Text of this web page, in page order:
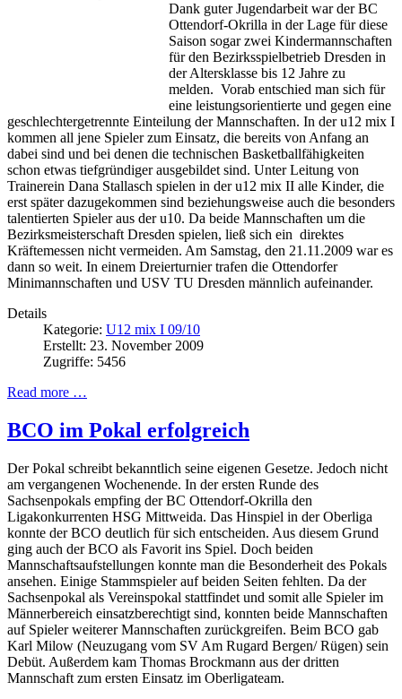
Dank guter Jugendarbeit war der BC
Ottendorf-Okrilla in der Lage für diese
Saison sogar zwei Kindermannschaften
für den Bezirksspielbetrieb Dresden in
der Altersklasse bis 12 Jahre zu
melden. Vorab entschied man sich für
eine leistungsorientierte und gegen eine
geschlechtergetrennte Einteilung der Mannschaften. In der u12 mix I
kommen all jene Spieler zum Einsatz, die bereits von Anfang an
dabei sind und bei denen die technischen Basketballfähigkeiten
schon etwas tiefgründiger ausgebildet sind. Unter Leitung von
Trainerein Dana Stallasch spielen in der u12 mix II alle Kinder, die
erst später dazugekommen sind beziehungsweise auch die besonders
talentierten Spieler aus der u10. Da beide Mannschaften um die
Bezirksmeisterschaft Dresden spielen, ließ sich ein direktes
Kräftemessen nicht vermeiden. Am Samstag, den 21.11.2009 war es
dann so weit. In einem Dreierturnier trafen die Ottendorfer
Minimannschaften und USV TU Dresden männlich aufeinander.
Details
Kategorie: U12 mix I 09/10
Erstellt: 23. November 2009
Zugriffe: 5456
Read more …
BCO im Pokal erfolgreich
Der Pokal schreibt bekanntlich seine eigenen Gesetze. Jedoch nicht
am vergangenen Wochenende. In der ersten Runde des
Sachsenpokals empfing der BC Ottendorf-Okrilla den
Ligakonkurrenten HSG Mittweida. Das Hinspiel in der Oberliga
konnte der BCO deutlich für sich entscheiden. Aus diesem Grund
ging auch der BCO als Favorit ins Spiel. Doch beiden
Mannschaftsaufstellungen konnte man die Besonderheit des Pokals
ansehen. Einige Stammspieler auf beiden Seiten fehlten. Da der
Sachsenpokal als Vereinspokal stattfindet und somit alle Spieler im
Männerbereich einsatzberechtigt sind, konnten beide Mannschaften
auf Spieler weiterer Mannschaften zurückgreifen. Beim BCO gab
Karl Milow (Neuzugang vom SV Am Rugard Bergen/ Rügen) sein
Debüt. Außerdem kam Thomas Brockmann aus der dritten
Mannschaft zum ersten Einsatz im Oberligateam.